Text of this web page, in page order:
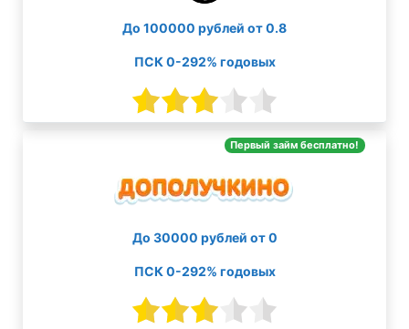
До 100000 рублей от 0.8
ПСК 0-292% годовых
Первый займ бесплатно!
До 30000 рублей от 0
ПСК 0-292% годовых